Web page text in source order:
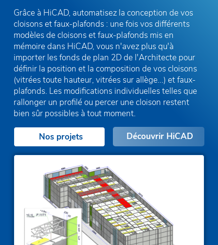
Grâce à HiCAD, automatisez la conception de vos
cloisons et faux-plafonds : une fois vos différents
modèles de cloisons et faux-plafonds mis en
mémoire dans HiCAD, vous n'avez plus qu'à
importer les fonds de plan 2D de l'Architecte pour
définir la position et la composition de vos cloisons
(vitrées toute hauteur, vitrées sur allège...) et faux-
plafonds. Les modifications individuelles telles que
rallonger un profilé ou percer une cloison restent
bien sûr possibles à tout moment.
Nos projets Découvrir HiCAD